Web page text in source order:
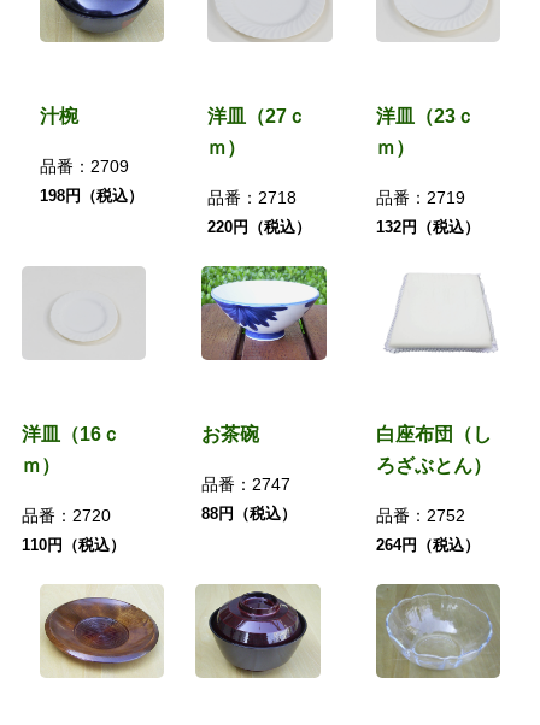
汁椀
品番： 2709
198円（税込）
洋皿（27ｃ
ｍ）
品番：2718
220円（税込）
洋皿（23ｃ
ｍ）
品番：2719
132円（税込）
洋皿（16ｃ
ｍ）
品番： 2720
110円（税込）
お茶碗
品番：2747
88円（税込）
白座布団（し
ろざぶとん）
品番：2752
264円（税込）